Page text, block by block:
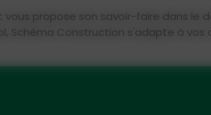
propose son savoir-faire dans le
Schéma Construction s'adapte à